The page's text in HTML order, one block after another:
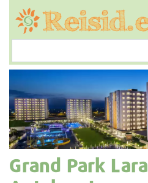
Grand Park Lara